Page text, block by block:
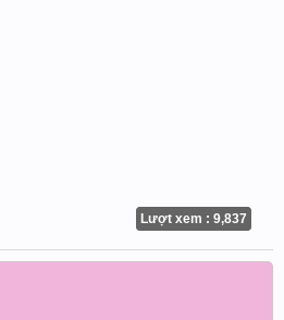
Lượt xem : 9,837